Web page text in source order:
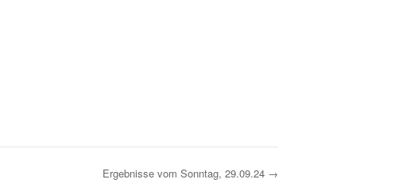
Ergebnisse vom Sonntag, 29.09.24 →